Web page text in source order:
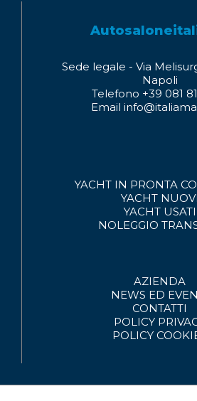
Sede legale - Via
Napoli
Telefono +39 081
Email
YACHT IN PRONTA
YACHT NUOVI
YACHT USATI
NOLEGGIO
AZIENDA
NEWS ED
CONTATTI
POLICY
POLICY